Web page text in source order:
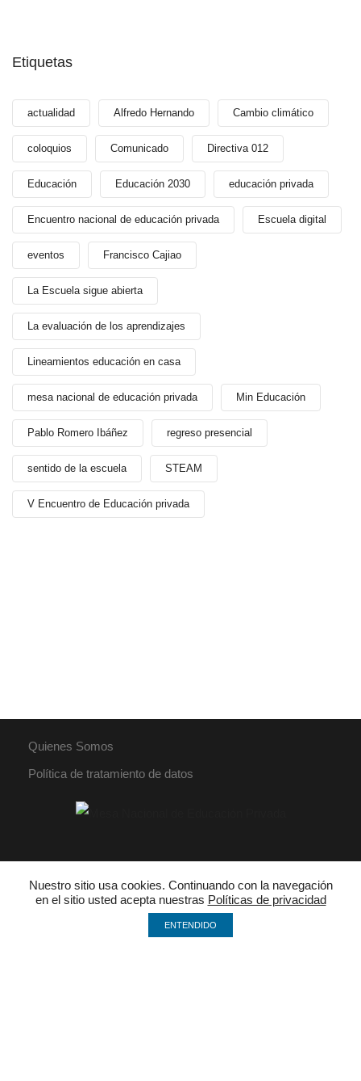
Etiquetas
actualidad Alfredo Hernando Cambio climático
coloquios Comunicado Directiva 012
Educación Educación 2030 educación privada
Encuentro nacional de educación privada Escuela digital
eventos Francisco Cajiao
La Escuela sigue abierta
La evaluación de los aprendizajes
Lineamientos educación en casa
mesa nacional de educación privada Min Educación
Pablo Romero Ibáñez regreso presencial
sentido de la escuela STEAM
V Encuentro de Educación privada
Quienes Somos
Política de tratamiento de datos
PBX: 018000 942030
mesanacionaleducacionprivada@gmail.com
Nuestro sitio usa cookies. Continuando con la navegación
en el sitio usted acepta nuestras Políticas de privacidad
ENTENDIDO